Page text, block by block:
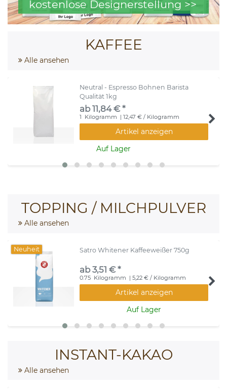
kostenlose Designerstellung >>
KAFFEE
Alle ansehen
Neutral - Espresso Bohnen Barista
Qualität 1kg
ab 11,84 € *
1 Kilogramm | 12,47 € / Kilogramm
Artikel anzeigen
Auf Lager
TOPPING / MILCHPULVER
Alle ansehen
Neuheit Satro Whitener Kaffeeweißer 750g
ab 3,51 € *
0.75 Kilogramm | 5,22 € / Kilogramm
Artikel anzeigen
Auf Lager
INSTANT-KAKAO
Alle ansehen